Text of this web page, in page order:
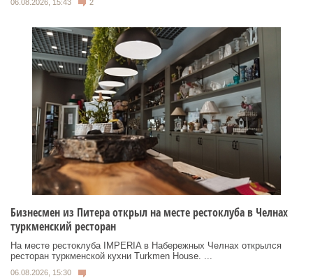
06.08.2026, 15:43 2
Бизнесмен из Питера открыл на месте рестоклуба в Челнах
туркменский ресторан
На месте рестоклуба IMPERIA в Набережных Челнах открылся
ресторан туркменской кухни Turkmen House. ...
06.08.2026, 15:30